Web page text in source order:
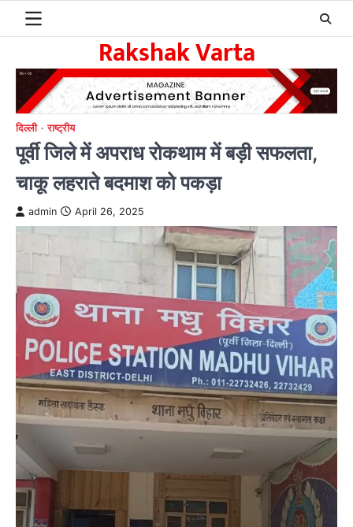
Rakshak Varta
दिल्ली राष्ट्रीय
पूर्वी जिले में अपराध रोकथाम में बड़ी सफलता,
चाकू लहराते बदमाश को पकड़ा
admin April 26, 2025